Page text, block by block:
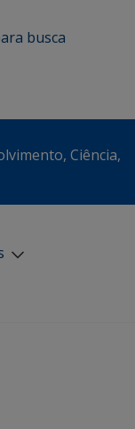
busca
Ciência,